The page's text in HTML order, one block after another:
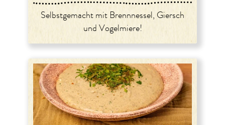
Selbstgemacht mit Brennnessel, Giersch
und Vogelmiere!